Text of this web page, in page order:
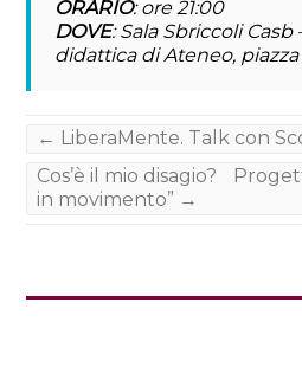
ORARIO: ore 21:00
DOVE: Sala Sbriccoli
didattica di Ateneo,
← LiberaMente. Talk con
Cos’è il mio disagio?
in movimento” →